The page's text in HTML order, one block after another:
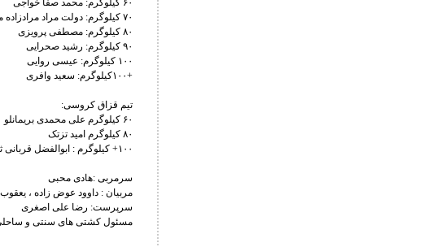
۶۰ کیلوگرم: محمد صفا خواجی
۷۰ کیلوگرم: دولت مراد مرادزاده مقدم
۸۰ کیلوگرم: مصطفی پرویزی
۹۰ کیلوگرم: رشید صحرایی
۱۰۰ کیلوگرم: عیسی روایی
+۱۰۰کیلوگرم: سعید وافری
تیم قزاق کروسی:
۶۰ کیلوگرم علی محمدی بریمانلو
۸۰ کیلوگرم امید تزتک
۱۰۰+ کیلوگرم : ابوالفضل قربانی ثانی
سرمربی :هادی محبی
مربیان : داوود عوض زاده ، یعقوب
سرپرست: رضا علی اصغری
مسئول کشتی های سنتی و ساحلی